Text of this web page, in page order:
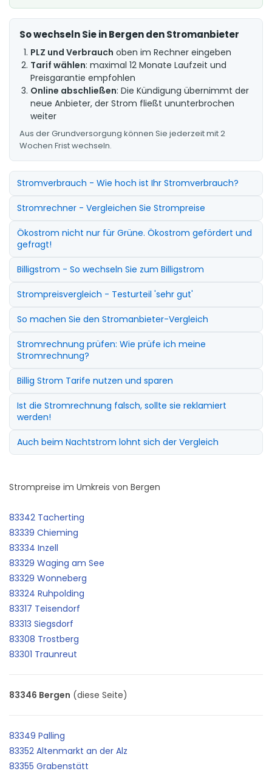
So wechseln Sie in Bergen den Stromanbieter
PLZ und Verbrauch oben im Rechner eingeben
Tarif wählen: maximal 12 Monate Laufzeit und
Preisgarantie empfohlen
Online abschließen: Die Kündigung übernimmt der
neue Anbieter, der Strom fließt ununterbrochen
weiter
Aus der Grundversorgung können Sie jederzeit mit 2
Wochen Frist wechseln.
Stromverbrauch - Wie hoch ist Ihr Stromverbrauch?
Stromrechner - Vergleichen Sie Strompreise
Ökostrom nicht nur für Grüne. Ökostrom gefördert und
gefragt!
Billigstrom - So wechseln Sie zum Billigstrom
Strompreisvergleich - Testurteil 'sehr gut'
So machen Sie den Stromanbieter-Vergleich
Stromrechnung prüfen: Wie prüfe ich meine
Stromrechnung?
Billig Strom Tarife nutzen und sparen
Ist die Stromrechnung falsch, sollte sie reklamiert
werden!
Auch beim Nachtstrom lohnt sich der Vergleich
Strompreise im Umkreis von Bergen
83342 Tacherting
83339 Chieming
83334 Inzell
83329 Waging am See
83329 Wonneberg
83324 Ruhpolding
83317 Teisendorf
83313 Siegsdorf
83308 Trostberg
83301 Traunreut
83346 Bergen (diese Seite)
83349 Palling
83352 Altenmarkt an der Alz
83355 Grabenstätt